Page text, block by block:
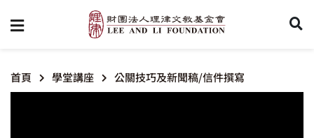
首頁 學堂講座 公關技巧及新聞稿/信件撰寫